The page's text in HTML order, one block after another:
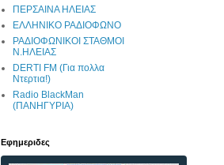
ΠΕΡΣΑΙΝΑ ΗΛΕΙΑΣ
ΕΛΛΗΝΙΚΟ ΡΑΔΙΟΦΩΝΟ
ΡΑΔΙΟΦΩΝΙΚΟΙ ΣΤΑΘΜΟΙ
Ν.ΗΛΕΙΑΣ
DERTI FM (Για πολλα
Ντερτια!)
Radio BlackMan
(ΠΑΝΗΓΥΡΙΑ)
Εφημεριδες